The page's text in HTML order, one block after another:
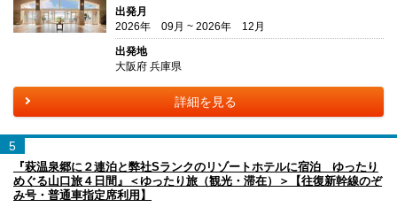
出発月
2026年 09月 ~ 2026年 12月
出発地
大阪府 兵庫県
詳細を見る
5
『萩温泉郷に２連泊と弊社Sランクのリゾートホテルに宿泊 ゆったり
めぐる山口旅４日間』＜ゆったり旅（観光・滞在）＞【往復新幹線のぞ
み号・普通車指定席利用】